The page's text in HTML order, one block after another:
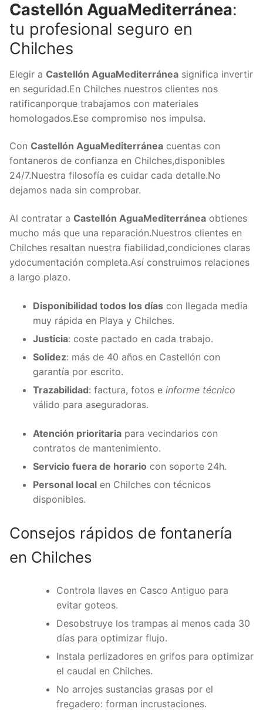
Castellón AguaMediterránea:
tu profesional seguro en
Chilches
Elegir a Castellón AguaMediterránea significa invertir
en seguridad.En Chilches nuestros clientes nos
ratificanporque trabajamos con materiales
homologados.Ese compromiso nos impulsa.
Con Castellón AguaMediterránea cuentas con
fontaneros de confianza en Chilches,disponibles
24/7.Nuestra filosofía es cuidar cada detalle.No
dejamos nada sin comprobar.
Al contratar a Castellón AguaMediterránea obtienes
mucho más que una reparación.Nuestros clientes en
Chilches resaltan nuestra fiabilidad,condiciones claras
ydocumentación completa.Así construimos relaciones
a largo plazo.
Disponibilidad todos los días con llegada media
muy rápida en Playa y Chilches.
Justicia: coste pactado en cada trabajo.
Solidez: más de 40 años en Castellón con
garantía por escrito.
Trazabilidad: factura, fotos e informe técnico
válido para aseguradoras.
Atención prioritaria para vecindarios con
contratos de mantenimiento.
Servicio fuera de horario con soporte 24h.
Personal local en Chilches con técnicos
disponibles.
Consejos rápidos de fontanería
en Chilches
Controla llaves en Casco Antiguo para
evitar goteos.
Desobstruye los trampas al menos cada 30
días para optimizar flujo.
Instala perlizadores en grifos para optimizar
el caudal en Chilches.
No arrojes sustancias grasas por el
fregadero: forman incrustaciones.